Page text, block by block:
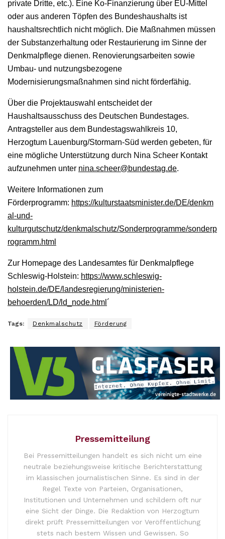
private Dritte, etc.). Eine Ko-Finanzierung über EU-Mittel
oder aus anderen Töpfen des Bundeshaushalts ist
haushaltsrechtlich nicht möglich. Die Maßnahmen müssen
der Substanzerhaltung oder Restaurierung im Sinne der
Denkmalpflege dienen. Renovierungsarbeiten sowie
Umbau- und nutzungsbezogene
Modernisierungsmaßnahmen sind nicht förderfähig.
Über die Projektauswahl entscheidet der
Haushaltsausschuss des Deutschen Bundestages.
Antragsteller aus dem Bundestagswahlkreis 10,
Herzogtum Lauenburg/Stormarn-Süd werden gebeten, für
eine mögliche Unterstützung durch Nina Scheer Kontakt
aufzunehmen unter nina.scheer@bundestag.de.
Weitere Informationen zum
Förderprogramm: https://kulturstaatsminister.de/DE/denkm
al-und-
kulturgutschutz/denkmalschutz/Sonderprogramme/sonderp
rogramm.html
Zur Homepage des Landesamtes für Denkmalpflege
Schleswig-Holstein: https://www.schleswig-
holstein.de/DE/landesregierung/ministerien-
behoerden/LD/ld_node.html ´
Tags: Denkmalschutz Förderung
Pressemitteilung
Bei Pressemitteilungen handelt es sich nicht um eine
neutrale beziehungsweise kritische Berichterstattung
im klassischen journalistischen Sinne. Es sind in der
Regel Texte von Parteien, Organisationen,
Institutionen und Unternehmen und schildern oft nur
eine Sicht der Dinge. Die Redaktion von Herzogtum
direkt prüft Pressemitteilungen vor Veröffentlichung
stets nach bestem Wissen und Gewissen. So